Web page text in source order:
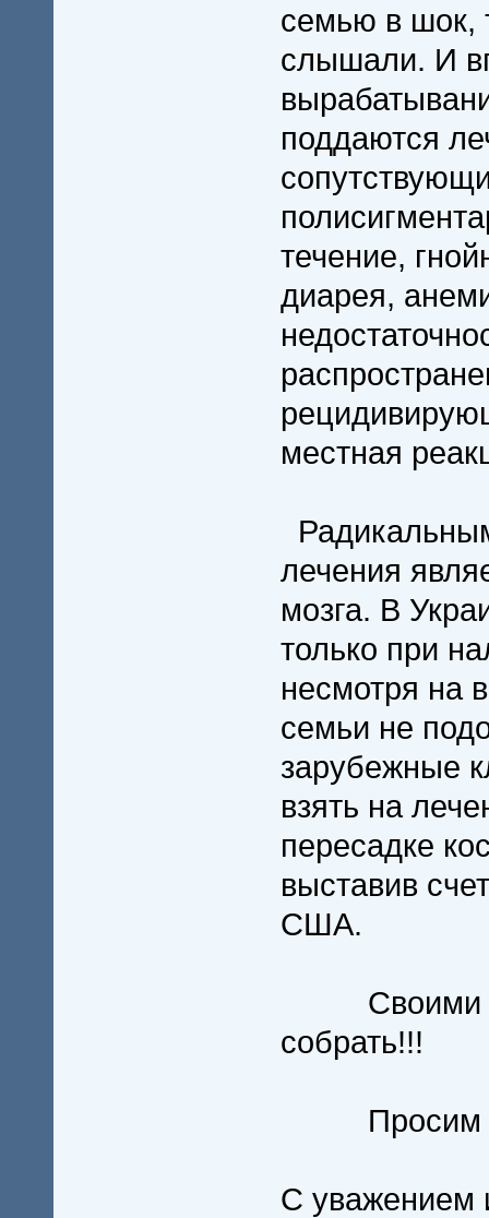
семью в шок,
слышали. И
поддаются
течение,
диарея,
местная
лечения
мозга. В
только при
несмотря на
семьи не
зарубежные
взять на
пересадке
выставив
США.
Своими
собрать!!!
Просим
С уважением